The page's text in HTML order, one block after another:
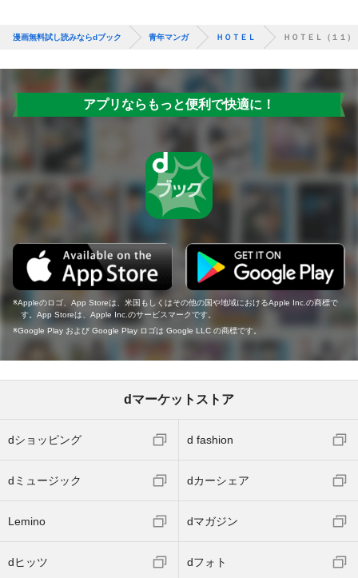
漫画無料試し読みならdブック 青年マンガ ＨＯＴＥＬ ＨＯＴＥＬ（１１）
アプリならもっと便利で快適に！
Appleのロゴ、App Storeは、米国もしくはその他の国や地域におけるApple Inc.の商標で
す。App Storeは、Apple Inc.のサービスマークです。
Google Play および Google Play ロゴは Google LLC の商標です。
dマーケットストア
dショッピング d fashion
dミュージック dカーシェア
Lemino dマガジン
dヒッツ dフォト